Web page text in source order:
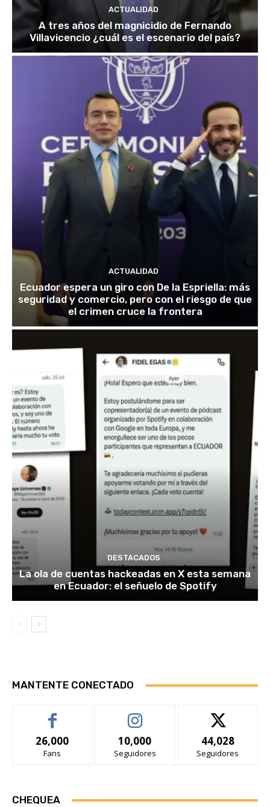
ACTUALIDAD
A tres años del magnicidio de Fernando
Villavicencio ¿cuál es el escenario del país?
ACTUALIDAD
Ecuador espera un giro con De la Espriella: más
seguridad y comercio, pero con el riesgo de que
el crimen cruce la frontera
DESTACADOS
La ola de cuentas hackeadas en X esta semana
en Ecuador: el señuelo de Spotify
MANTENTE CONECTADO
26,000
Fans
10,000
Seguidores
44,028
Seguidores
CHEQUEA